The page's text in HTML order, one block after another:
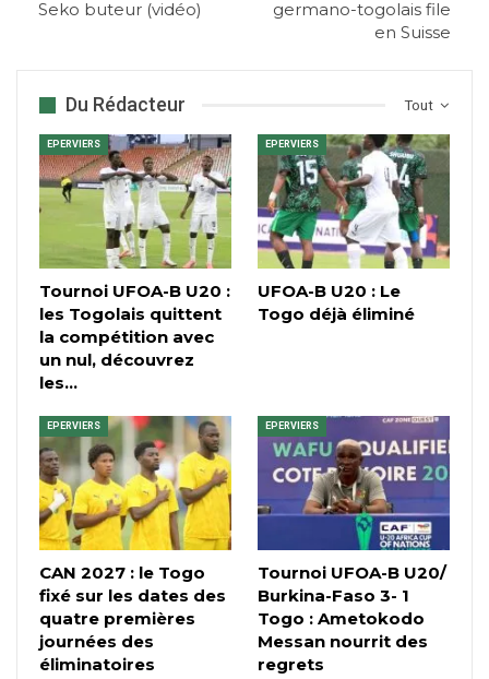
Seko buteur (vidéo)
germano-togolais file
en Suisse
Tout
Du Rédacteur
EPERVIERS
Tournoi UFOA-B U20 :
les Togolais quittent
la compétition avec
un nul, découvrez
les…
EPERVIERS
UFOA-B U20 : Le
Togo déjà éliminé
EPERVIERS
CAN 2027 : le Togo
fixé sur les dates des
quatre premières
journées des
éliminatoires
EPERVIERS
Tournoi UFOA-B U20/
Burkina-Faso 3- 1
Togo : Ametokodo
Messan nourrit des
regrets